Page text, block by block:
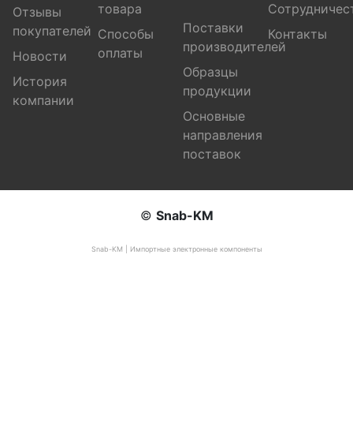
Отзывы
покупателей
Новости
История
компании
товара
Способы
оплаты
Поставки
производителей
Образцы
продукции
Основные
направления
поставок
Контакты
© Snab-KM
Snab-KM | Импортные электронные компоненты